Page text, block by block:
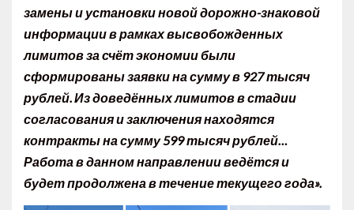
замены и установки новой дорожно-знаковой
информации в рамках высвобожденных
лимитов за счёт экономии были
сформированы заявки на сумму в 927 тысяч
рублей. Из доведённых лимитов в стадии
согласования и заключения находятся
контракты на сумму 599 тысяч рублей…
Работа в данном направлении ведётся и
будет продолжена в течение текущего года».